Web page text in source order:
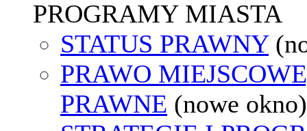
PROGRAMY MIASTA
STATUS PRAWNY
PRAWO
PRAWNE (nowe okno)